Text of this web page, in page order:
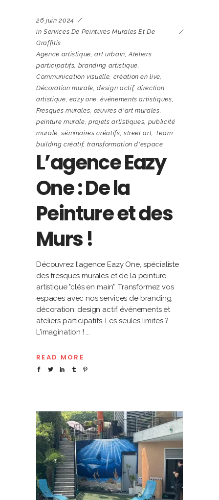
26 juin 2024
in Services De Peintures Murales Et De
Graffitis
Agence artistique ,art urbain ,Ateliers
participatifs branding artistique
Communication visuelle création en live
Décoration murale ,design actif, direction
artistique eazy one ,événements artistiques
Fresques murales œuvres d'art murales
peinture murale ,projets artistiques publicité
murale ,séminaires créatifs street art Team
building créatif, transformation d'espace
L’agence Eazy
One : De la
Peinture et des
Murs !
Découvrez l'agence Eazy One, spécialiste
des fresques murales et de la peinture
artistique "clés en main". Transformez vos
espaces avec nos services de branding,
décoration, design actif, événements et
ateliers participatifs. Les seules limites ?
L'imagination !
READ MORE